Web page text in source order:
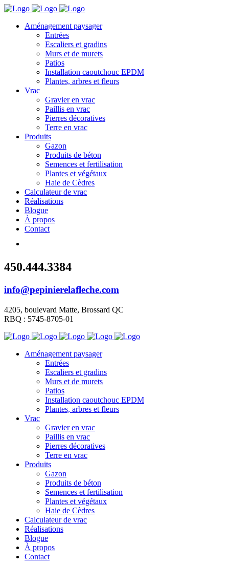
Aménagement paysager
Entrées
Escaliers et gradins
Murs et de murets
Patios
Installation caoutchouc EPDM
Plantes, arbres et fleurs
Vrac
Gravier en vrac
Paillis en vrac
Pierres décoratives
Terre en vrac
Produits
Gazon
Produits de béton
Semences et fertilisation
Plantes et végétaux
Haie de Cèdres
Calculateur de vrac
Réalisations
Blogue
À propos
Contact
450.444.3384
info@pepinierelafleche.com
4205, boulevard Matte, Brossard QC
RBQ : 5745-8705-01
Aménagement paysager
Entrées
Escaliers et gradins
Murs et de murets
Patios
Installation caoutchouc EPDM
Plantes, arbres et fleurs
Vrac
Gravier en vrac
Paillis en vrac
Pierres décoratives
Terre en vrac
Produits
Gazon
Produits de béton
Semences et fertilisation
Plantes et végétaux
Haie de Cèdres
Calculateur de vrac
Réalisations
Blogue
À propos
Contact